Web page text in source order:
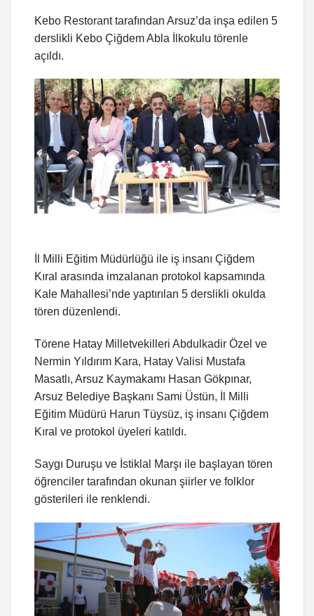
Kebo Restorant tarafından Arsuz’da inşa edilen 5
derslikli Kebo Çiğdem Abla İlkokulu törenle
açıldı.
İl Milli Eğitim Müdürlüğü ile iş insanı Çiğdem
Kıral arasında imzalanan protokol kapsamında
Kale Mahallesi’nde yaptırılan 5 derslikli okulda
tören düzenlendi.
Törene Hatay Milletvekilleri Abdulkadir Özel ve
Nermin Yıldırım Kara, Hatay Valisi Mustafa
Masatlı, Arsuz Kaymakamı Hasan Gökpınar,
Arsuz Belediye Başkanı Sami Üstün, İl Milli
Eğitim Müdürü Harun Tüysüz, iş insanı Çiğdem
Kıral ve protokol üyeleri katıldı.
Saygı Duruşu ve İstiklal Marşı ile başlayan tören
öğrenciler tarafından okunan şiirler ve folklor
gösterileri ile renklendi.